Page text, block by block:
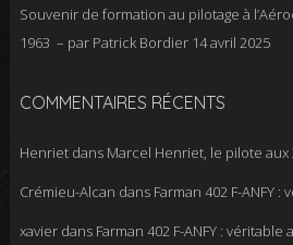
Souvenir de formation au pilotage à
1963 – par Patrick Bordier 14 avril 2025
COMMENTAIRES RÉCENTS
Henrietdans Marcel Henriet, le pilote aux
Crémieu-Alcan dans Farman 402 F-ANFY
xavierdans Farman 402 F-ANFY : véritable